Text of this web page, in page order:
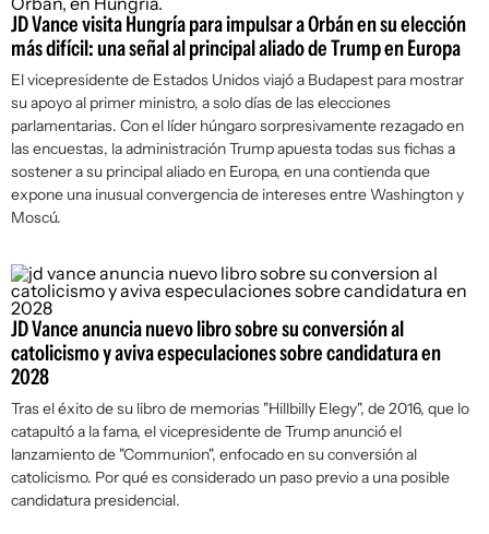
JD Vance visita Hungría para impulsar a Orbán en su elección
más difícil: una señal al principal aliado de Trump en Europa
El vicepresidente de Estados Unidos viajó a Budapest para mostrar
su apoyo al primer ministro, a solo días de las elecciones
parlamentarias. Con el líder húngaro sorpresivamente rezagado en
las encuestas, la administración Trump apuesta todas sus fichas a
sostener a su principal aliado en Europa, en una contienda que
expone una inusual convergencia de intereses entre Washington y
Moscú.
JD Vance anuncia nuevo libro sobre su conversión al
catolicismo y aviva especulaciones sobre candidatura en
2028
Tras el éxito de su libro de memorias "Hillbilly Elegy", de 2016, que lo
catapultó a la fama, el vicepresidente de Trump anunció el
lanzamiento de "Communion", enfocado en su conversión al
catolicismo. Por qué es considerado un paso previo a una posible
candidatura presidencial.